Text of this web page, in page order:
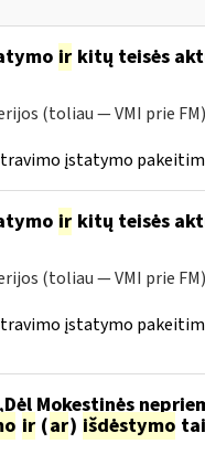
irkitų teisės
(toliau — VMI prie
įstatymo
irkitų teisės
(toliau — VMI prie
įstatymo
Mokestinės
ir(ar) išdėstymo